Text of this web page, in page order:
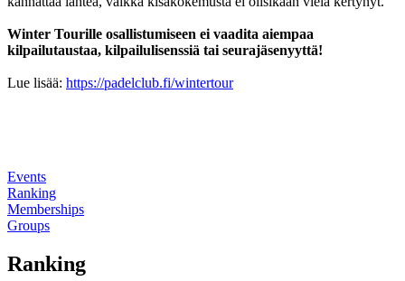
Winter Tourille osallistumiseen ei vaadita aiempaa
kilpailutaustaa, kilpailulisenssiä tai seurajäsenyyttä!
Lue lisää: https://padelclub.fi/wintertour
Events
Ranking
Memberships
Groups
Ranking